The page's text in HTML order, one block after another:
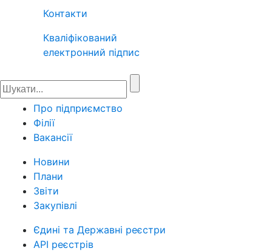
Контакти
Кваліфікований
електронний підпис
Про підприємство
Філії
Вакансії
Новини
Плани
Звіти
Закупівлі
Єдині та Державні реєстри
API реєстрів